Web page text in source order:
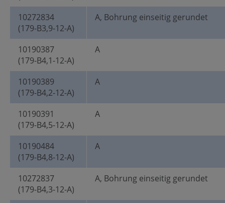
10272834
(179-B3,9-12-A)
A, Bohrung einseitig gerundet
10190387
(179-B4,1-12-A)
A
10190389
(179-B4,2-12-A)
A
10190391
(179-B4,5-12-A)
A
10190484
(179-B4,8-12-A)
A
10272837
(179-B4,3-12-A)
A, Bohrung einseitig gerundet